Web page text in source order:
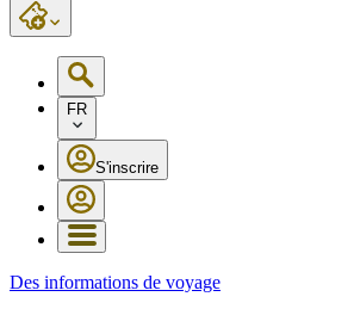
FR
S'inscrire
Des informations de voyage